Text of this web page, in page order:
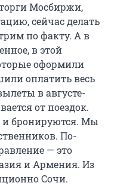
Мосбиржи,
сейчас делать
по факту. А в
в этой
оформили
оплатить весь
в августе-
от поездок.
и бронируются. Мы
По-
— это
и Армения. Из
Сочи.